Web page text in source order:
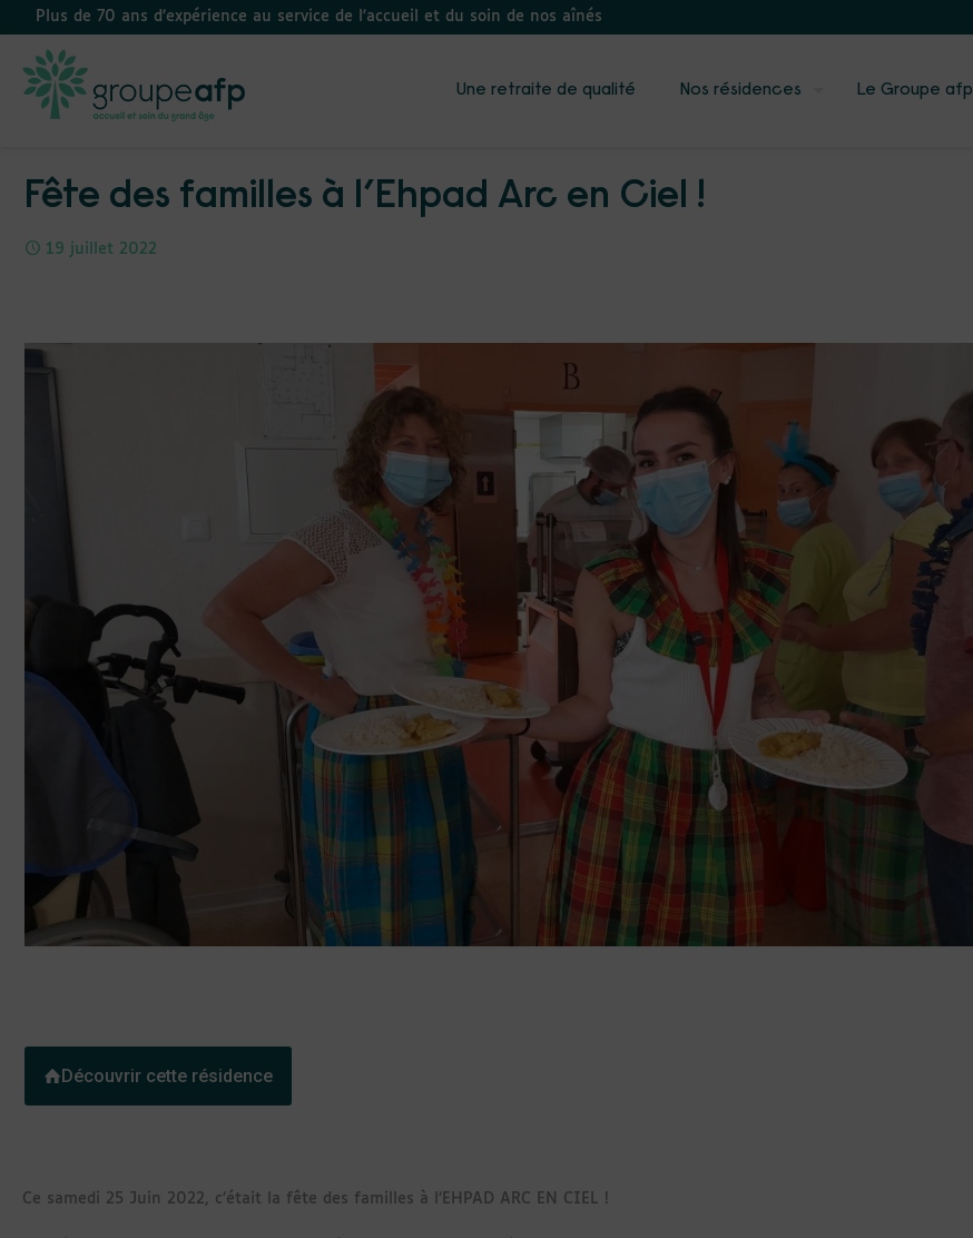
Plus de 70 ans d’expérience au service de l'accueil et du soin de nos aînés
Une retraite de qualité Nos résidences Le Groupe afp
Fête des familles à l’Ehpad Arc en Ciel !
19 juillet 2022
Découvrir cette résidence
Ce samedi 25 Juin 2022, c’était la fête des familles à l’EHPAD ARC EN CIEL !